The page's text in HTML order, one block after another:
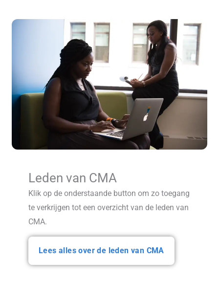
Leden van CMA
Klik op de onderstaande button om zo toegang
te verkrijgen tot een overzicht van de leden van
CMA.
Lees alles over de leden van CMA